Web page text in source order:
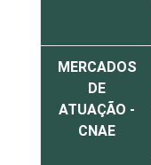
MERCADOS
DE
ATUAÇÃO -
CNAE